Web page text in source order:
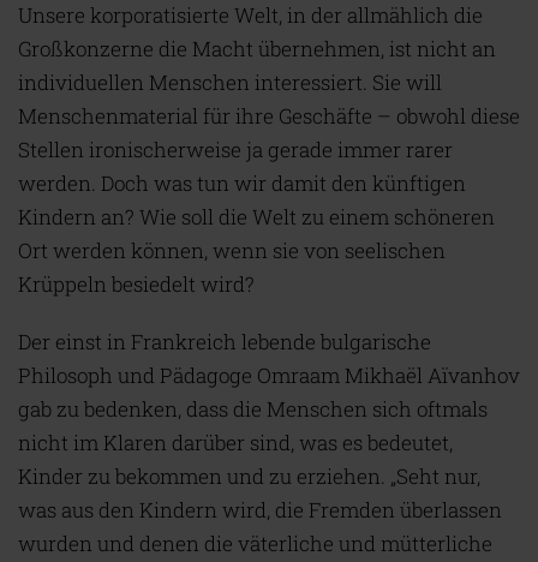
Unsere korporatisierte Welt, in der allmählich die
Großkonzerne die Macht übernehmen, ist nicht an
individuellen Menschen interessiert. Sie will
Menschenmaterial für ihre Geschäfte – obwohl diese
Stellen ironischerweise ja gerade immer rarer
werden. Doch was tun wir damit den künftigen
Kindern an? Wie soll die Welt zu einem schöneren
Ort werden können, wenn sie von seelischen
Krüppeln besiedelt wird?
Der einst in Frankreich lebende bulgarische
Philosoph und Pädagoge Omraam Mikhaël Aïvanhov
gab zu bedenken, dass die Menschen sich oftmals
nicht im Klaren darüber sind, was es bedeutet,
Kinder zu bekommen und zu erziehen. „Seht nur,
was aus den Kindern wird, die Fremden überlassen
wurden und denen die väterliche und mütterliche